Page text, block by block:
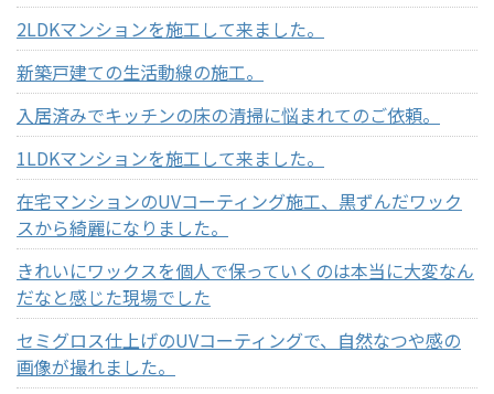
2LDKマンションを施工して来ました。
新築戸建ての生活動線の施工。
入居済みでキッチンの床の清掃に悩まれてのご依頼。
1LDKマンションを施工して来ました。
在宅マンションのUVコーティング施工、黒ずんだワック
スから綺麗になりました。
きれいにワックスを個人で保っていくのは本当に大変なん
だなと感じた現場でした
セミグロス仕上げのUVコーティングで、自然なつや感の
画像が撮れました。